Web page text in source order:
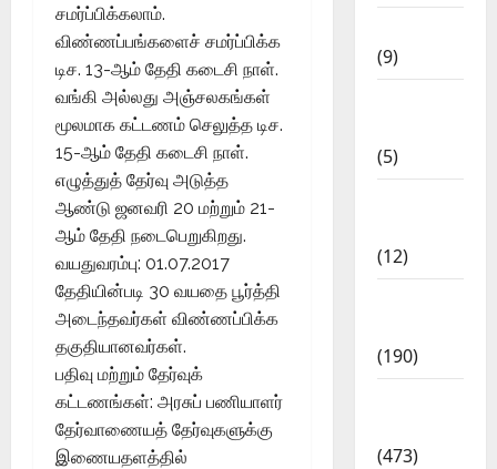
சமர்ப்பிக்கலாம்.
விண்ணப்பங்களைச் சமர்ப்பிக்க
டிச. 13-ஆம் தேதி கடைசி நாள்.
வங்கி அல்லது அஞ்சலகங்கள்
மூலமாக கட்டணம் செலுத்த டிச.
15-ஆம் தேதி கடைசி நாள்.
எழுத்துத் தேர்வு அடுத்த
ஆண்டு ஜனவரி 20 மற்றும் 21-
ஆம் தேதி நடைபெறுகிறது.
வயதுவரம்பு: 01.07.2017
தேதியின்படி 30 வயதை பூர்த்தி
அடைந்தவர்கள் விண்ணப்பிக்க
தகுதியானவர்கள்.
பதிவு மற்றும் தேர்வுக்
கட்டணங்கள்: அரசுப் பணியாளர்
தேர்வாணையத் தேர்வுகளுக்கு
இணையதளத்தில்
(9)
(5)
(12)
(190)
(473)